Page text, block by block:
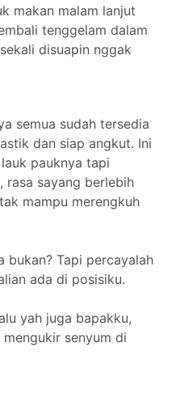
makan malam lanjut
tenggelam dalam
disuapin nggak
semua sudah tersedia
dan siap angkut. Ini
pauknya tapi
rasa sayang berlebih
mampu merengkuh
bukan? Tapi percayalah
ada di posisiku.
yah juga bapakku,
senyum di